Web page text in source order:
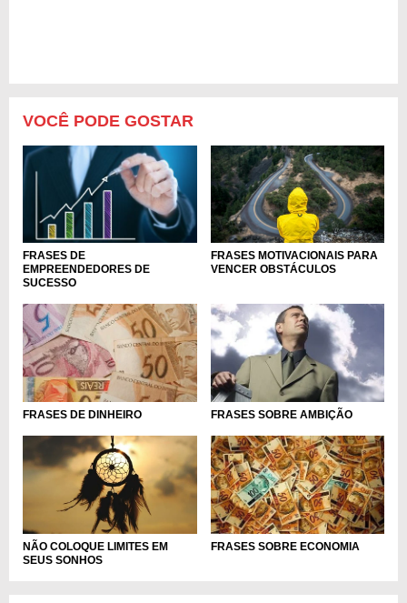
VOCÊ PODE GOSTAR
FRASES DE
EMPREENDEDORES DE
SUCESSO
FRASES MOTIVACIONAIS PARA
VENCER OBSTÁCULOS
FRASES DE DINHEIRO FRASES SOBRE AMBIÇÃO
NÃO COLOQUE LIMITES EM
SEUS SONHOS
FRASES SOBRE ECONOMIA